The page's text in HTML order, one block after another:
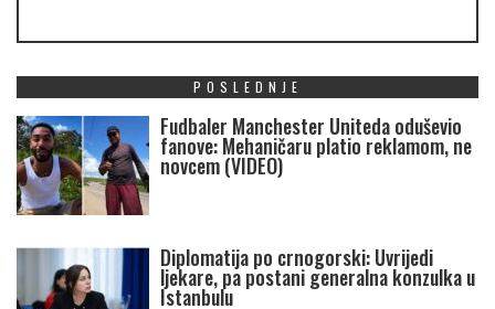
POSLEDNJE
Fudbaler Manchester Uniteda oduševio
fanove: Mehaničaru platio reklamom, ne
novcem (VIDEO)
Diplomatija po crnogorski: Uvrijedi
ljekare, pa postani generalna konzulka u
Istanbulu